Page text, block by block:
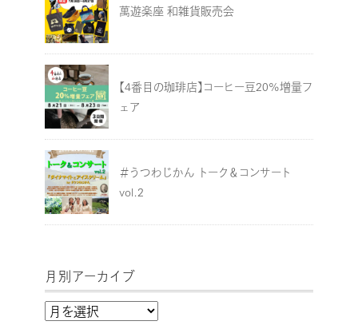
萬遊楽座 和雑貨販売会
【4番目の珈琲店】コーヒー豆20%増量フ
ェア
＃うつわじかん トーク＆コンサート
vol.2
月別アーカイブ
月